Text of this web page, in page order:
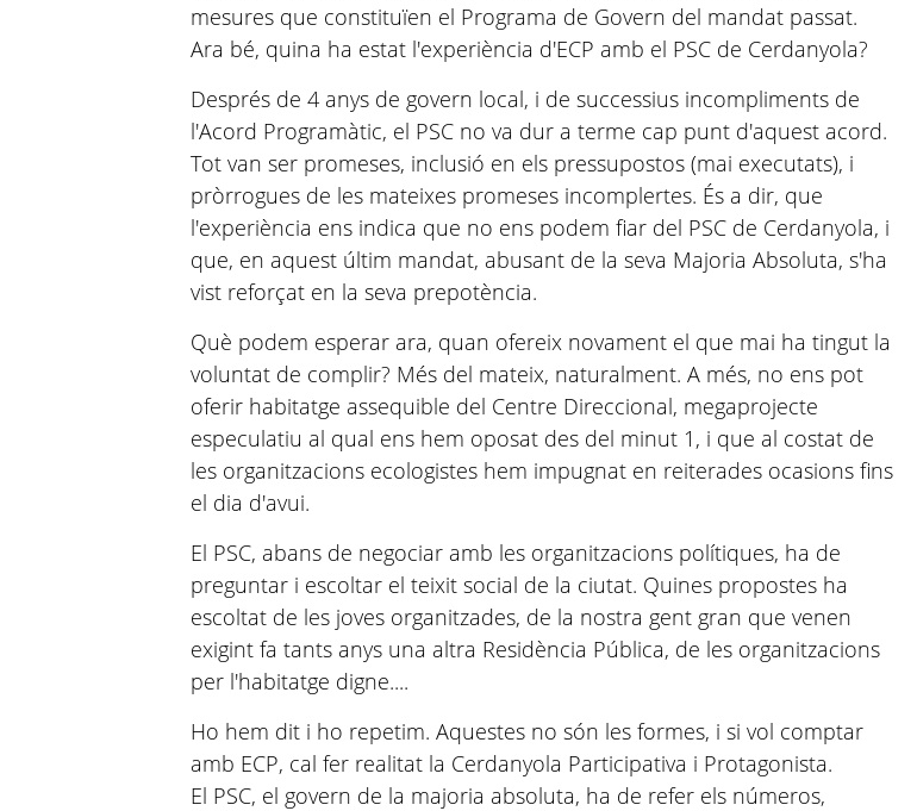
mesures que constituïen el Programa de Govern del mandat passat.
Ara bé, quina ha estat l'experiència d'ECP amb el PSC de Cerdanyola?
Després de 4 anys de govern local, i de successius incompliments de
l'Acord Programàtic, el PSC no va dur a terme cap punt d'aquest acord.
Tot van ser promeses, inclusió en els pressupostos (mai executats), i
pròrrogues de les mateixes promeses incomplertes. És a dir, que
l'experiència ens indica que no ens podem fiar del PSC de Cerdanyola, i
que, en aquest últim mandat, abusant de la seva Majoria Absoluta, s'ha
vist reforçat en la seva prepotència.
Què podem esperar ara, quan ofereix novament el que mai ha tingut la
voluntat de complir? Més del mateix, naturalment. A més, no ens pot
oferir habitatge assequible del Centre Direccional, megaprojecte
especulatiu al qual ens hem oposat des del minut 1, i que al costat de
les organitzacions ecologistes hem impugnat en reiterades ocasions fins
el dia d'avui.
El PSC, abans de negociar amb les organitzacions polítiques, ha de
preguntar i escoltar el teixit social de la ciutat. Quines propostes ha
escoltat de les joves organitzades, de la nostra gent gran que venen
exigint fa tants anys una altra Residència Pública, de les organitzacions
per l'habitatge digne....
Ho hem dit i ho repetim. Aquestes no són les formes, i si vol comptar
amb ECP, cal fer realitat la Cerdanyola Participativa i Protagonista.
El PSC, el govern de la majoria absoluta, ha de refer els números,